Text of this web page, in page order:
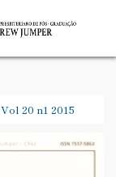
Vol 20 n1 2015